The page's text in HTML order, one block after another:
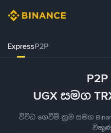
ExpressP2P
UGX සමග
විවිධ ගෙවීම් ක්‍රම සමග